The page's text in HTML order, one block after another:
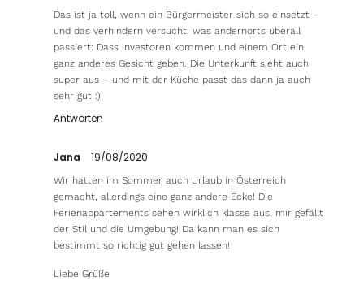
Das ist ja toll, wenn ein Bürgermeister sich so einsetzt –
und das verhindern versucht, was andernorts überall
passiert: Dass Investoren kommen und einem Ort ein
ganz anderes Gesicht geben. Die Unterkunft sieht auch
super aus – und mit der Küche passt das dann ja auch
sehr gut :)
Antworten
Jana 19/08/2020
Wir hatten im Sommer auch Urlaub in Österreich
gemacht, allerdings eine ganz andere Ecke! Die
Ferienappartements sehen wirklich klasse aus, mir gefällt
der Stil und die Umgebung! Da kann man es sich
bestimmt so richtig gut gehen lassen!
Liebe Grüße